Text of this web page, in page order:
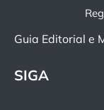
Guia Editorial e
SIGA